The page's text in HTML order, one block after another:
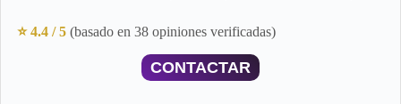
⭐ 4.4 / 5 (basado en 38 opiniones verificadas)
CONTACTAR